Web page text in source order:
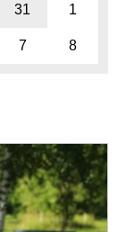
31 1
7 8